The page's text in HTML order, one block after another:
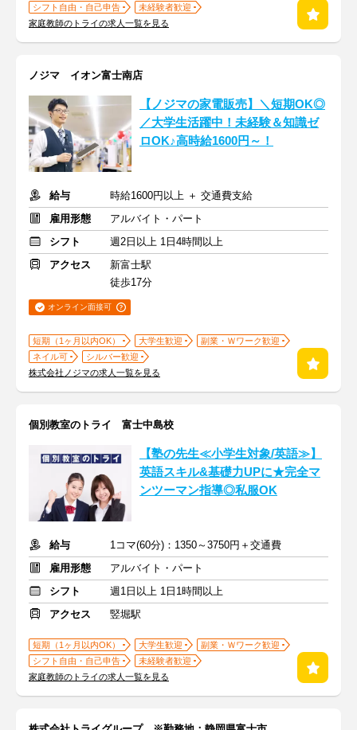
シフト自由・自己申告
未経験者歓迎
家庭教師のトライの求人一覧を見る
ノジマ イオン富士南店
【ノジマの家電販売】＼短期OK◎
／大学生活躍中！未経験＆知識ゼ
ロOK♪高時給1600円～！
給与
時給1600円以上 ＋ 交通費支給
雇用形態
アルバイト・パート
シフト
週2日以上 1日4時間以上
アクセス
新富士駅
徒歩17分
オンライン面接可
短期（1ヶ月以内OK） 大学生歓迎
副業・Ｗワーク歓迎
ネイル可
シルバー歓迎
株式会社ノジマの求人一覧を見る
個別教室のトライ 富士中島校
【塾の先生≪小学生対象/英語≫】
英語スキル&基礎力UPに★完全マ
ンツーマン指導◎私服OK
給与
1コマ(60分)：1350～3750円＋交通費
雇用形態
アルバイト・パート
シフト
週1日以上 1日1時間以上
アクセス
竪堀駅
短期（1ヶ月以内OK） 大学生歓迎
副業・Ｗワーク歓迎
シフト自由・自己申告
未経験者歓迎
家庭教師のトライの求人一覧を見る